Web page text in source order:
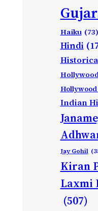
Haiku (73)
Hindi
Hollywood
Indian
Jay Gohil
Kiran
Laxmi
(507)